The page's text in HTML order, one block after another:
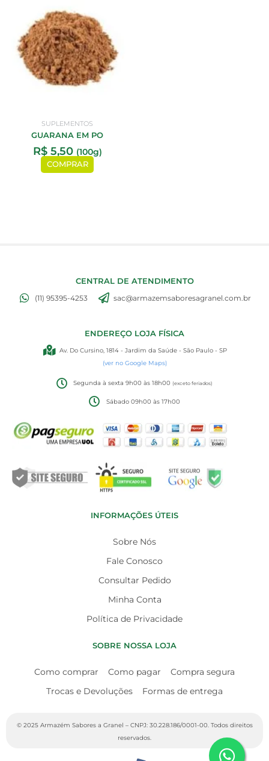
SUPLEMENTOS
GUARANA EM PO
R$5,50 (100g)
COMPRAR
CENTRAL DE ATENDIMENTO
(11) 95395-4253 sac@armazemsaboresagranel.com.br
ENDEREÇO LOJA FÍSICA
Av. Do Cursino, 1814 - Jardim da Saúde - São Paulo - SP
(ver no Google Maps)
Segunda à sexta 9h00 às 18h00(exceto feriados)
Sábado 09h00 às 17h00
INFORMAÇÕES ÚTEIS
Sobre Nós
Fale Conosco
Consultar Pedido
Minha Conta
Política de Privacidade
SOBRE NOSSA LOJA
Como comprar Como pagar
Compra segura
Trocas e Devoluções
Formas de entrega
© 2025 Armazém Sabores a Granel – CNPJ: 30.228.186/0001-00. Todos direitos
reservados.